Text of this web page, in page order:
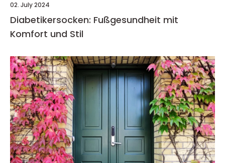
02. July 2024
Diabetikersocken: Fußgesundheit mit
Komfort und Stil